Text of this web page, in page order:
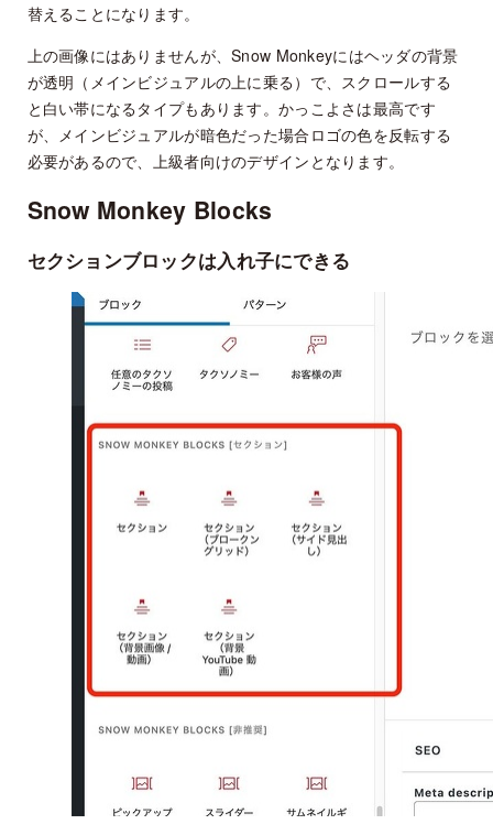
替えることになります。
上の画像にはありませんが、Snow Monkeyにはヘッダの背景
が透明（メインビジュアルの上に乗る）で、スクロールする
と白い帯になるタイプもあります。かっこよさは最高です
が、メインビジュアルが暗色だった場合ロゴの色を反転する
必要があるので、上級者向けのデザインとなります。
Snow Monkey Blocks
セクションブロックは入れ子にできる